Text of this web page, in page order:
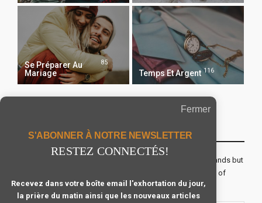
Se Préparer Au
Mariage
85
Temps Et Argent 116
The real voyage of discovery consists not in seeking new lands but
seeing with new eyes. All journeys have secret destinations of
which the traveler is unaware.
Fermer
S'ABONNER À NOTRE NEWSLETTER
RESTEZ CONNECTÉS!
Recevez dans votre boîte email l'exhortation du jour,
la prière du matin ainsi que les nouveaux articles